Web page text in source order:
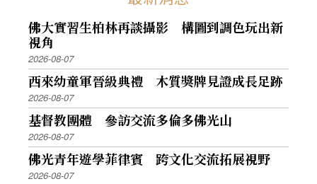
佛大實習生柏林再談攝影 構圖到調色玩出新
視角
2026-08-07
西來幼童軍晉級典禮 木質獎牌見證成長足跡
2026-08-07
基督教團體 參訪交流多倫多佛光山
2026-08-07
佛光青年遊學菲律賓 跨文化交流拓展視野
2026-08-07